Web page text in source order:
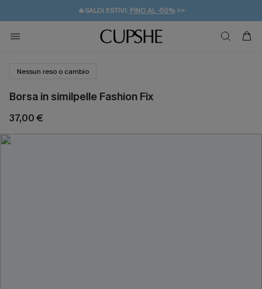
🔥SALDI ESTIVI: FINO AL -50%>>
🚚SPEDIZIONE GRATUITA DA 49€
💌REGALO PER I NUOVI: 20% DI SCONTO*
Nessun reso o cambio
Borsa in similpelle Fashion Fix
37,00 €